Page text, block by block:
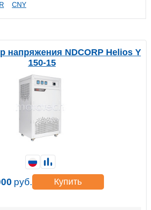
CNY
напряжения NDCORP Helios Y
150-15
руб. Купить